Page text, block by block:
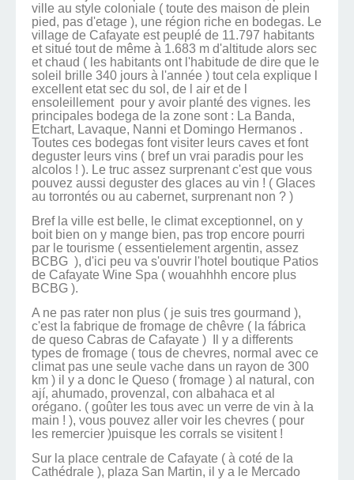
ville au style coloniale ( toute des maison de plein
pied, pas d'etage ), une région riche en bodegas. Le
village de Cafayate est peuplé de 11.797 habitants
et situé tout de même à 1.683 m d'altitude alors sec
et chaud ( les habitants ont l'habitude de dire que le
soleil brille 340 jours à l'année ) tout cela explique l
excellent etat sec du sol, de l air et de l
ensoleillement pour y avoir planté des vignes. les
principales bodega de la zone sont : La Banda,
Etchart, Lavaque, Nanni et Domingo Hermanos .
Toutes ces bodegas font visiter leurs caves et font
deguster leurs vins ( bref un vrai paradis pour les
alcolos ! ). Le truc assez surprenant c'est que vous
pouvez aussi deguster des glaces au vin ! ( Glaces
au torrontés ou au cabernet, surprenant non ? )
Bref la ville est belle, le climat exceptionnel, on y
boit bien on y mange bien, pas trop encore pourri
par le tourisme ( essentielement argentin, assez
BCBG ), d'ici peu va s'ouvrir l'hotel boutique Patios
de Cafayate Wine Spa ( wouahhhh encore plus
BCBG ).
A ne pas rater non plus ( je suis tres gourmand ),
c'est la fabrique de fromage de chêvre ( la fábrica
de queso Cabras de Cafayate ) Il y a differents
types de fromage ( tous de chevres, normal avec ce
climat pas une seule vache dans un rayon de 300
km ) il y a donc le Queso ( fromage ) al natural, con
ají, ahumado, provenzal, con albahaca et al
orégano. ( goûter les tous avec un verre de vin à la
main ! ), vous pouvez aller voir les chevres ( pour
les remercier )puisque les corrals se visitent !
Sur la place centrale de Cafayate ( à coté de la
Cathédrale ), plaza San Martin, il y a le Mercado